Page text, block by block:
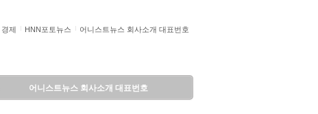
경제 HNN포토뉴스 어니스트뉴스 회사소개 대표번호
어니스트뉴스 회사소개 대표번호